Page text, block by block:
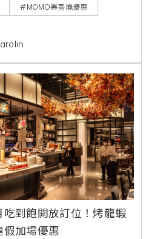
#MOMO壽喜燒優惠
到飽開放訂位！烤龍蝦
加場優惠